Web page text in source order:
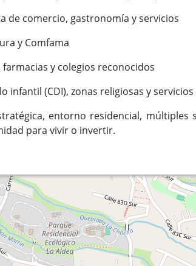
de comercio, gastronomía y servicios
y Comfama
y colegios reconocidos
infantil (CDI), zonas religiosas y
entorno residencial, múltiples
para vivir o invertir.